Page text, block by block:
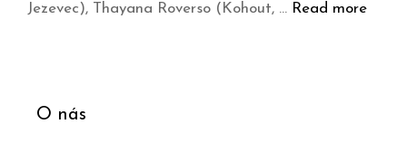
Jezevec), Thayana Roverso (Kohout, … Read more
O nás